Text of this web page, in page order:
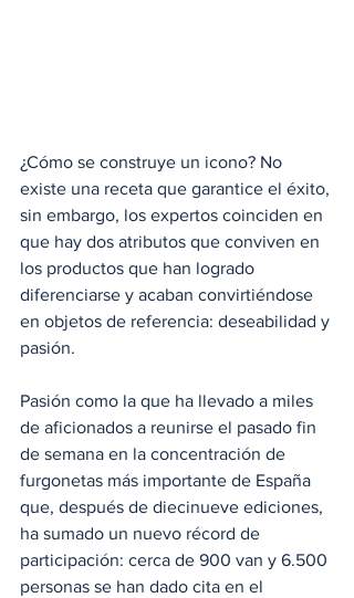
¿Cómo se construye un icono? No
existe una receta que garantice el éxito,
sin embargo, los expertos coinciden en
que hay dos atributos que conviven en
los productos que han logrado
diferenciarse y acaban convirtiéndose
en objetos de referencia: deseabilidad y
pasión.
Pasión como la que ha llevado a miles
de aficionados a reunirse el pasado fin
de semana en la concentración de
furgonetas más importante de España
que, después de diecinueve ediciones,
ha sumado un nuevo récord de
participación: cerca de 900 van y 6.500
personas se han dado cita en el